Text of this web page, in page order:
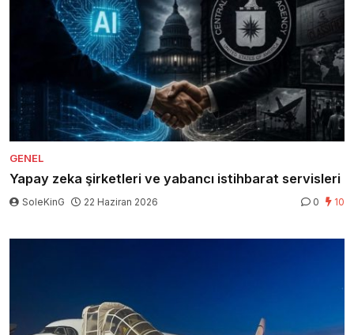
GENEL
Yapay zeka şirketleri ve yabancı istihbarat servisleri
SoleKinG 22 Haziran 2026 0 10